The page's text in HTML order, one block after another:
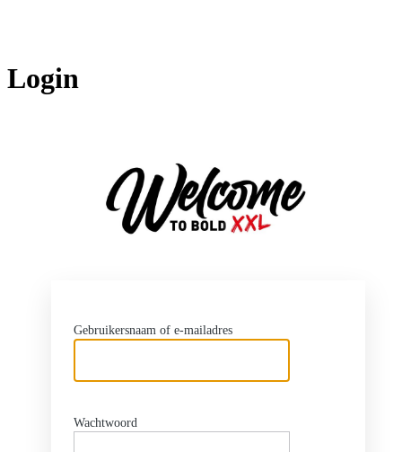
Login
Gebruikersnaam of e-mailadres
Wachtwoord